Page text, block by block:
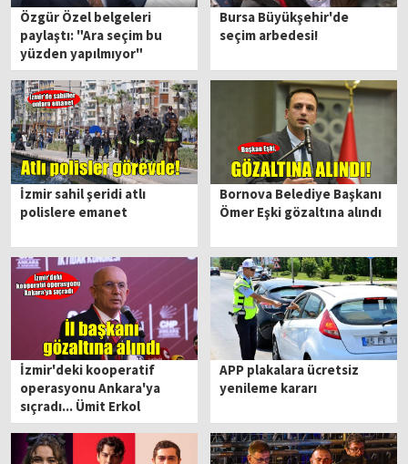
Özgür Özel belgeleri
paylaştı: "Ara seçim bu
yüzden yapılmıyor"
Bursa Büyükşehir'de
seçim arbedesi!
İzmir sahil şeridi atlı
polislere emanet
Bornova Belediye Başkanı
Ömer Eşki gözaltına alındı
İzmir'deki kooperatif
operasyonu Ankara'ya
sıçradı... Ümit Erkol
gözaltına alındı!
APP plakalara ücretsiz
yenileme kararı